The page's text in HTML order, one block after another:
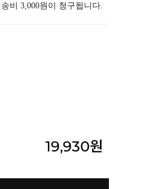
비 3,000원이 청구됩니다.
19,930원